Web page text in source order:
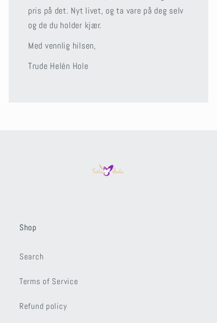
pris på det. Nyt livet, og ta vare på deg selv
og de du holder kjær.
Med vennlig hilsen,
Trude Helén Hole
Shop
Search
Terms of Service
Refund policy